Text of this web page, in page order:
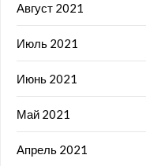
Август 2021
Июль 2021
Июнь 2021
Май 2021
Апрель 2021